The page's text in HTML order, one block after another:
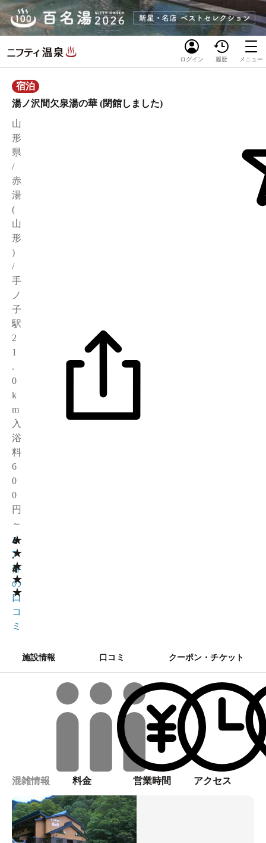
ログイン 履歴 メニュー
宿泊
湯ノ沢間欠泉湯の華 (閉館しました)
山
形
県
/
赤
湯
(
山
形
)
/
手
ノ
子
駅
2
1
.
0
k
m
入
浴
料
6
0
0
円
～
★
★
★
★
★
4
.
4
1
7
件
の
口
コ
ミ
施設情報 口コミ クーポン・チケット
混雑情報 料金 営業時間 アクセス